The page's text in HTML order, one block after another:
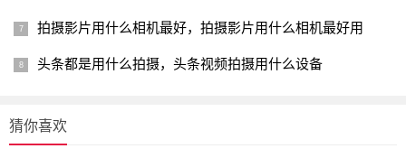
拍摄影片用什么相机最好，拍摄影片用什么相机最好用
头条都是用什么拍摄，头条视频拍摄用什么设备
猜你喜欢